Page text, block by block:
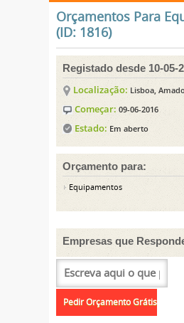
Orçamentos Para
(ID: 1816)
Registado desde 10-05-
Localização: Lisboa,
Começar: 09-06-2016
Estado: Em aberto
Orçamento para:
Equipamentos
Empresas que